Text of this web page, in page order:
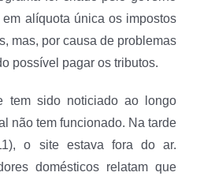
alíquota única os impostos
mas, por causa de problemas
possível pagar os tributos.
tem sido noticiado ao longo
não tem funcionado. Na tarde
o site estava fora do ar.
domésticos relatam que